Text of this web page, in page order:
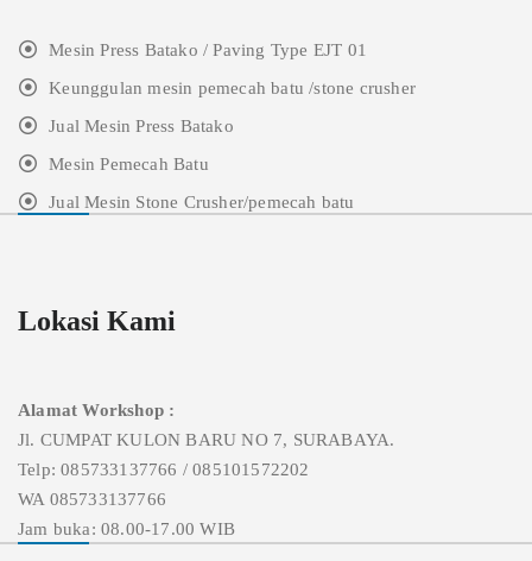
Mesin Press Batako / Paving Type EJT 01
Keunggulan mesin pemecah batu /stone crusher
Jual Mesin Press Batako
Mesin Pemecah Batu
Jual Mesin Stone Crusher/pemecah batu
Lokasi Kami
Alamat Workshop :
Jl. CUMPAT KULON BARU NO 7, SURABAYA.
Telp: 085733137766 / 085101572202
WA 085733137766
Jam buka: 08.00-17.00 WIB